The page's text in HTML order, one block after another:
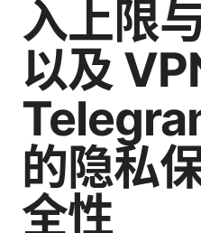
入上限
以及
的隐私
全性